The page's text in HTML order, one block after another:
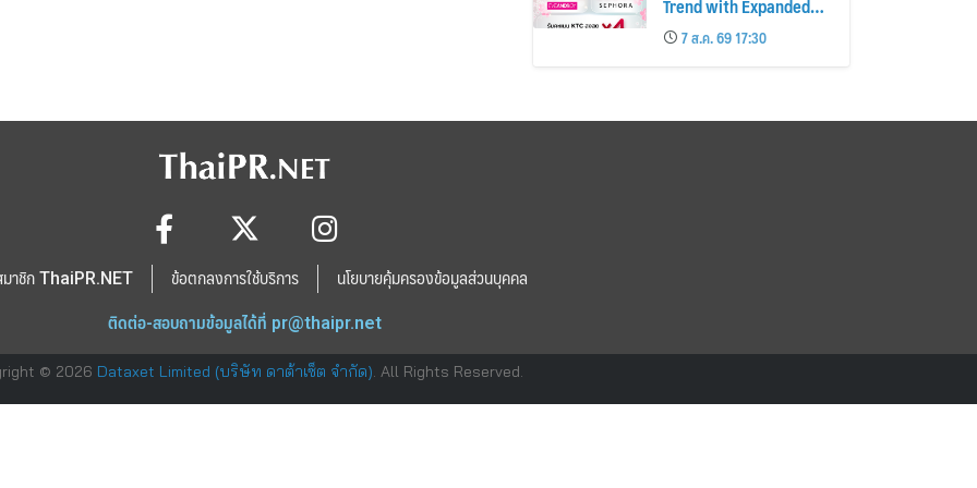
Beauty Privileges
Number of KTC JCB
Cardmembers Spending
26%
7 ส.ค. 69 17:30
มาชิก ThaiPR.NET ข้อตกลงการใช้บริการ นโยบายคุ้มครองข้อมูลส่วนบุคคล
ติดต่อ-สอบถามข้อมูลได้ที่ pr@thaipr.net
© 2026 Dataxet Limited (บริษัท ดาต้าเซ็ต จำกัด). All Rights Reserved.